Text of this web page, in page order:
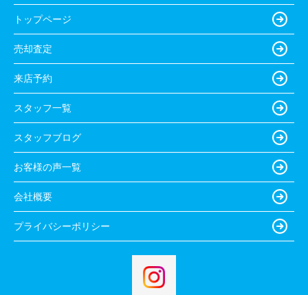
トップページ
売却査定
来店予約
スタッフ一覧
スタッフブログ
お客様の声一覧
会社概要
プライバシーポリシー